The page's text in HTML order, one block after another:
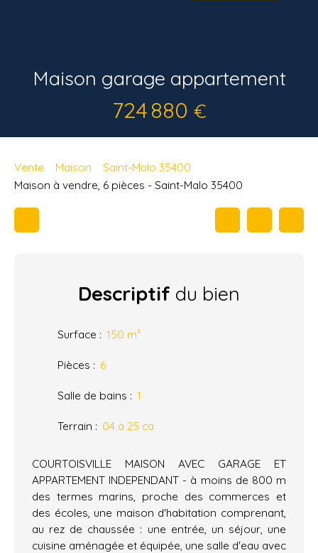
Maison garage appartement
724 880 €
Vente Maison
Saint-Malo 35400
Maison à vendre, 6 pièces - Saint-Malo 35400
Descriptif du bien
Surface : 150 m²
Pièces : 6
Salle de bains : 1
Terrain : 04 a 25 ca
COURTOISVILLE MAISON AVEC GARAGE ET
APPARTEMENT INDEPENDANT - à moins de 800 m
des termes marins, proche des commerces et
des écoles, une maison d'habitation comprenant,
au rez de chaussée : une entrée, un séjour, une
cuisine aménagée et équipée, une salle d'eau avec